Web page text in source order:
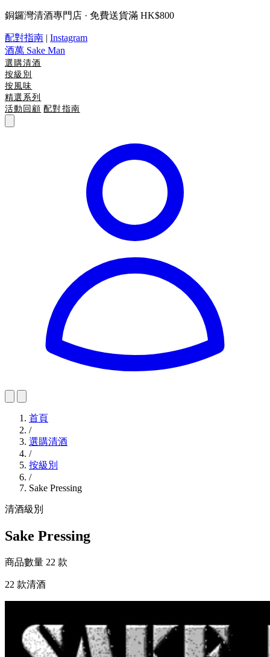
銅鑼灣清酒專門店 · 免費送貨滿 HK$800
配對指南 | Instagram
酒萬 Sake Man
選購清酒
按級別
按風味
精選系列
活動回顧 配對指南
首頁
/
選購清酒
/
按級別
/
Sake Pressing
清酒級別
Sake Pressing
商品數量 22 款
22 款清酒